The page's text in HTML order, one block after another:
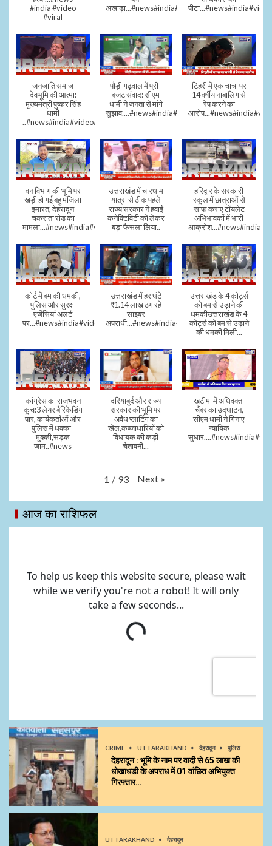
#india #video
#viral
अखाड़ा...#news#india#video#viral
जनजाति समाज
देवभूमि की आत्मा:
मुख्यमंत्री पुष्कर सिंह
धामी
..#news#india#video#viral
पौड़ी गढ़वाल में प्री-
बजट संवाद: सीएम
धामी ने जनता से मांगे
सुझाव....#news#india#video#viral
टिहरी में एक चाचा पर
14 वर्षीय नाबालिग से
रेप करने का
वन विभाग की भूमि पर
खड़ी हो गई बहु मंजिला
इमारत, देहरादून
चकराता रोड का
मामला...#news#india#video
उत्तराखंड में चारधाम
यात्रा से ठीक पहले
राज्य सरकार ने हवाई
कनेक्टिविटी को लेकर
बड़ा फैसला लिया..
हरिद्वार के सरकारी
स्कूल में छात्राओं से
साफ कराए टॉयलेट
अभिभावकों में भारी
आक्रोश...#news#india
कोर्ट में बम की धमकी,
पुलिस और सुरक्षा
एजेंसियां अलर्ट
पर...#news#india#video#viral
उत्तराखंड में हर घंटे
₹1.14 लाख ठग रहे
साइबर
अपराधी...#news#india#video#viral
उत्तराखंड के 4 कोर्ट्स
को बम से उड़ाने की
धमकीउत्तराखंड के 4
कोर्ट्स को बम से उड़ाने
की धमकी मिली...
कांग्रेस का राजभवन
कूच:3 लेयर बैरिकेडिंग
पार, कार्यकर्ताओं और
पुलिस में धक्का-
मुक्की,सड़क
जाम..#news
दरियाबुर्द और राज्य
सरकार की भूमि पर
अवैध प्लाटिंग का
खेल,कब्जाधारियों को
विधायक की कड़ी
चेतावनी...
खटीमा में अधिवक्ता
चैंबर का उद्घाटन,
सीएम धामी ने गिनाए
न्यायिक
1 / 93 Next »
आज का राशिफल
CRIME UTTARAKHAND देहरादून पुलिस
देहरादून : भूमि के नाम पर वादी से 65 लाख की
धोखाधडी के अपराध में 01 वांछित अभियुक्त
गिरफ्तार…
UTTARAKHAND देहरादून